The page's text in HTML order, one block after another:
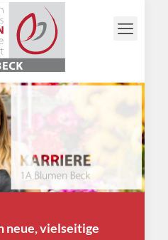
neue, vielseitige